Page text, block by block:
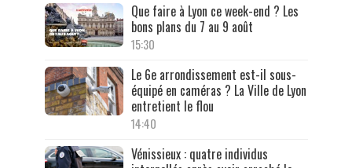
Que faire à Lyon ce week-end ? Les
bons plans du 7 au 9 août
15:30
Le 6e arrondissement est-il sous-
équipé en caméras ? La Ville de Lyon
entretient le flou
14:40
Vénissieux : quatre individus